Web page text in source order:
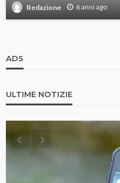
Redazione 6 anni ago
ADS
ULTIME NOTIZIE